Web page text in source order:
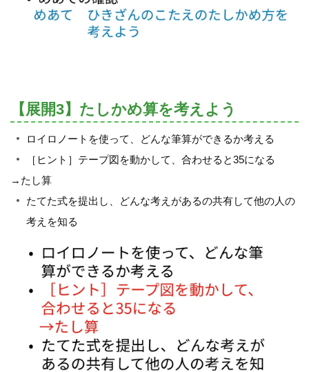
【展開3】たしかめ算を考えよう
ロイロノートを使って、どんな筆算ができるか考える
［ヒント］テープ図を動かして、合わせると35になる
→たし算
たてた式を提出し、どんな考えがあるの共有して他の人の
考えを知る